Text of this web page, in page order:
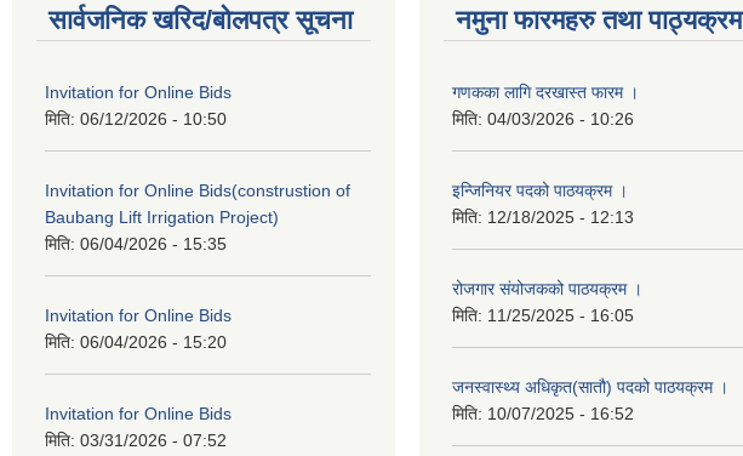
सार्वजनिक खरिद/बोलपत्र सूचना
Invitation for Online Bids
मिति: 06/12/2026 - 10:50
Invitation for Online Bids(construstion of
Baubang Lift Irrigation Project)
मिति: 06/04/2026 - 15:35
Invitation for Online Bids
मिति: 06/04/2026 - 15:20
Invitation for Online Bids
मिति: 03/31/2026 - 07:52
नमुना फारमहरु तथा पाठ्यक्रम
गणकका लागि दरखास्त फारम ।
मिति: 04/03/2026 - 10:26
इन्जिनियर पदको पाठयक्रम ।
मिति: 12/18/2025 - 12:13
रोजगार संयोजकको पाठयक्रम ।
मिति: 11/25/2025 - 16:05
जनस्वास्थ्य अधिकृत(सातौ) पदको पाठयक्रम ।
मिति: 10/07/2025 - 16:52